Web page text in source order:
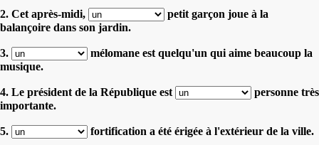
2. Cet après-midi,
petit garçon joue à la
balançoire dans son jardin.
3.
mélomane est quelqu'un qui aime beaucoup la
musique.
4. Le président de la République est
personne très
importante.
5. fortification a été érigée à l'extérieur de la ville.